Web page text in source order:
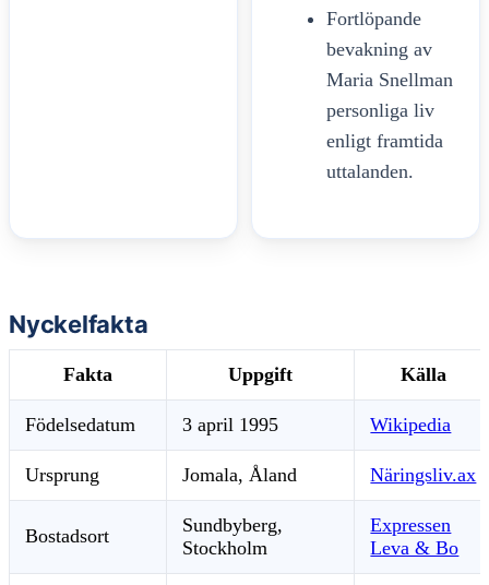
Fortlöpande
bevakning av
Maria Snellman
personliga liv
enligt framtida
uttalanden.
Nyckelfakta
Fakta Uppgift Källa
Födelsedatum 3 april 1995 Wikipedia
Ursprung Jomala, Åland Näringsliv.ax
Bostadsort
Sundbyberg,
Stockholm
Expressen
Leva & Bo